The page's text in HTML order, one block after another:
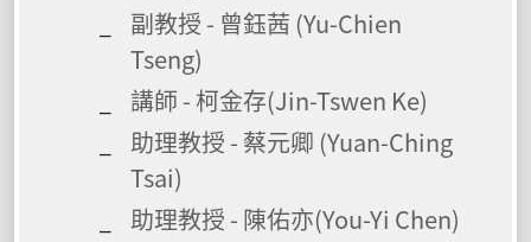
副教授 - 曾鈺茜 (Yu-Chien
Tseng)
講師 - 柯金存(Jin-Tswen Ke)
助理教授 - 蔡元卿 (Yuan-Ching
Tsai)
助理教授 - 陳佑亦(You-Yi Chen)